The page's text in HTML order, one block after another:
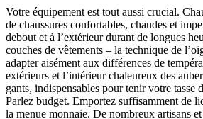
Votre équipement est tout aussi crucial.
de chaussures confortables, chaudes et
debout et à l’extérieur durant de longues
couches de vêtements – la technique de
adapter aisément aux différences de
extérieurs et l’intérieur chaleureux des
gants, indispensables pour tenir votre tasse
Parlez budget. Emportez suffisamment de
la menue monnaie. De nombreux artisans